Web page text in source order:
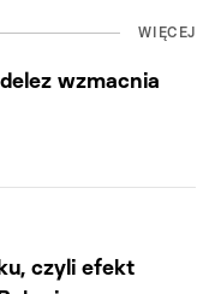
WIĘCEJ
wzmacnia
czyli efekt